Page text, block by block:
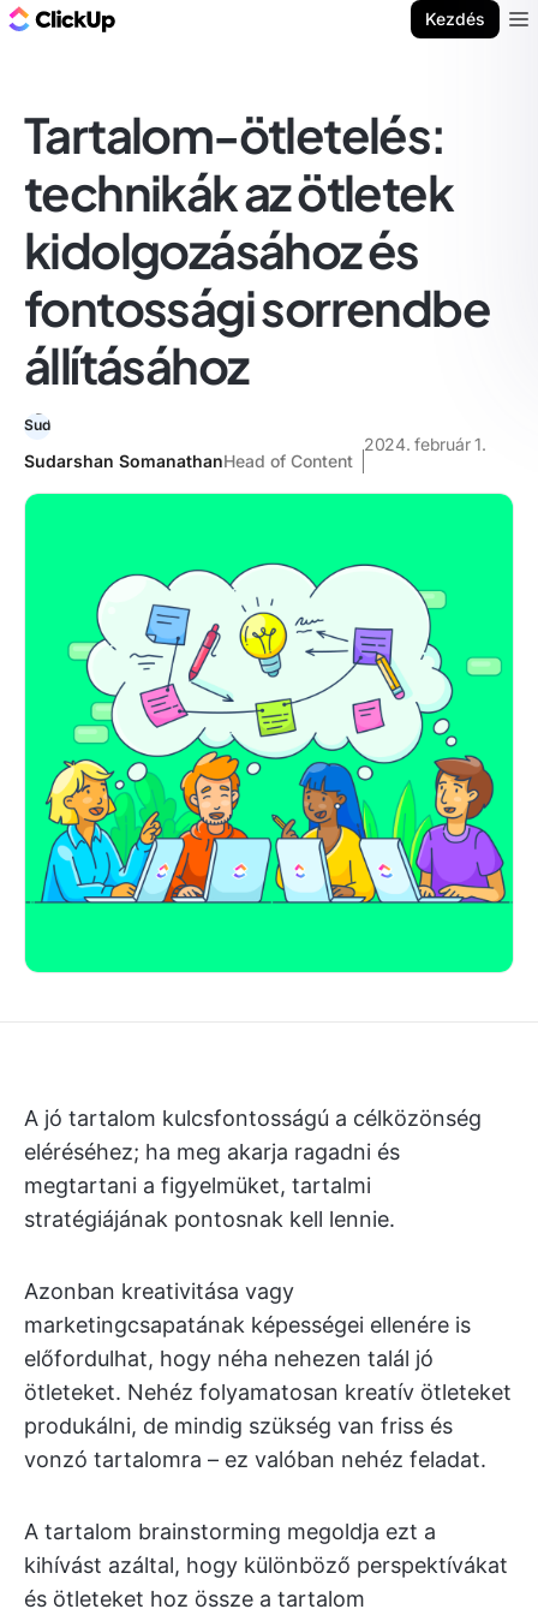
Kezdés
Tartalom-ötletelés:
technikák az ötletek
kidolgozásához és
fontossági sorrendbe
állításához
Sudarshan SomanathanHead of Content
2024. február 1.
A jó tartalom kulcsfontosságú a célközönség
eléréséhez; ha meg akarja ragadni és
megtartani a figyelmüket, tartalmi
stratégiájának pontosnak kell lennie.
Azonban kreativitása vagy
marketingcsapatának képességei ellenére is
előfordulhat, hogy néha nehezen talál jó
ötleteket. Nehéz folyamatosan kreatív ötleteket
produkálni, de mindig szükség van friss és
vonzó tartalomra – ez valóban nehéz feladat.
A tartalom brainstorming megoldja ezt a
kihívást azáltal, hogy különböző perspektívákat
és ötleteket hoz össze a tartalom